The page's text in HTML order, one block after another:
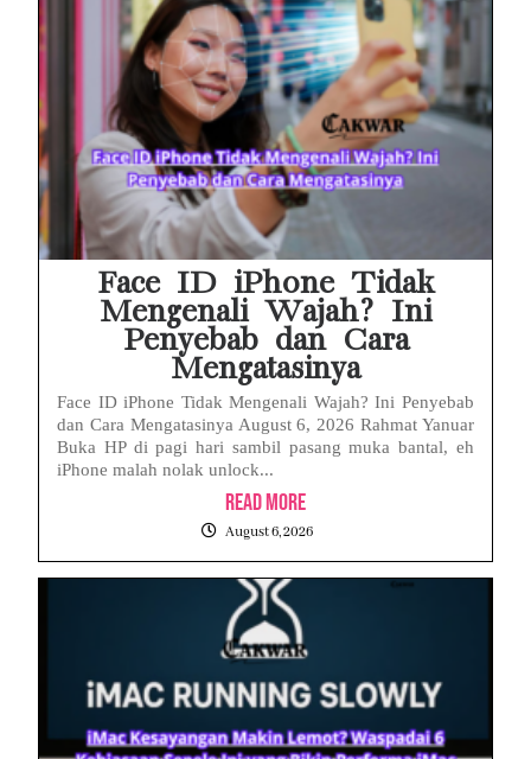
Face ID iPhone Tidak
Mengenali Wajah? Ini
Penyebab dan Cara
Mengatasinya
Face ID iPhone Tidak Mengenali Wajah? Ini Penyebab
dan Cara Mengatasinya August 6, 2026 Rahmat Yanuar
Buka HP di pagi hari sambil pasang muka bantal, eh
iPhone malah nolak unlock...
Read More
August 6, 2026